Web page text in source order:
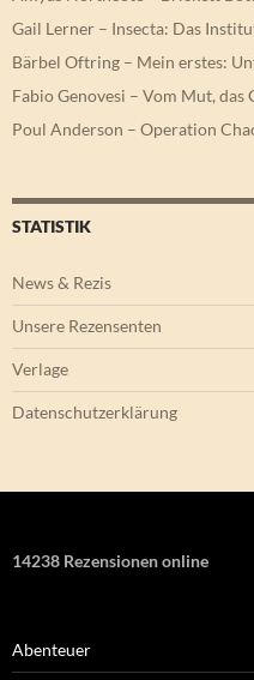
Gail Lerner – Insecta: Das
Bärbel Oftring – Mein erstes:
Fabio Genovesi – Vom Mut, das
Poul Anderson – Operation
STATISTIK
News & Rezis
Unsere Rezensenten
Verlage
Datenschutzerklärung
14238 Rezensionen online
Abenteuer